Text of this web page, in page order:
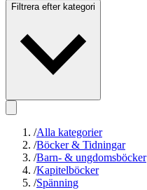
Filtrera efter kategori
/Alla kategorier
/Böcker & Tidningar
/Barn- & ungdomsböcker
/Kapitelböcker
/Spänning